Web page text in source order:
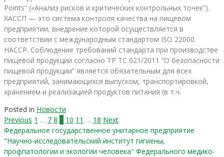
Points” («Анализ рисков и критических контрольных точек”).
ХАССП — это система контроля качества на пищевом
предприятии, внедрение которой осуществляется в
соответствии с международным стандартом ISO 22000
HACCP. Соблюдение требований стандарта при производстве
пищевой продукции согласно ТР ТС 021/2011 “О безопасности
пищевой продукции” является обязательным для всех
предприятий, занимающихся выпуском, транспортировкой,
хранением и реализацией продуктов питания (в т.ч.
Posted in Новости
Previous 1 … 7 8 9 10 11 … 18 Next
Федеральное государственное унитарное предприятие
"Научно-исследовательский институт гигиены,
профпатологии и экологии человека" Федерального медико-